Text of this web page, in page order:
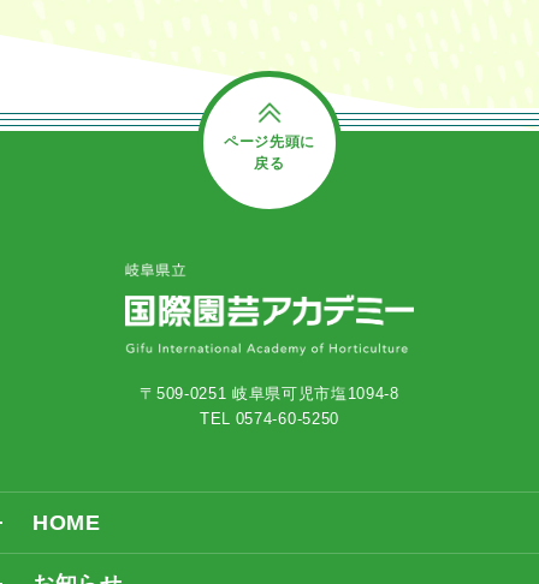
ページ先頭に
戻る
〒509-0251 岐阜県可児市塩1094-8
TEL 0574-60-5250
HOME